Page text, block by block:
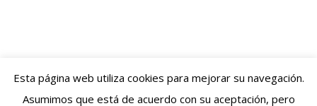
Viajes Tauro 2018 · Web design by ENRIC
GOMEZ.COM
Esta página web utiliza cookies para mejorar su navegación.
Asumimos que está de acuerdo con su aceptación, pero